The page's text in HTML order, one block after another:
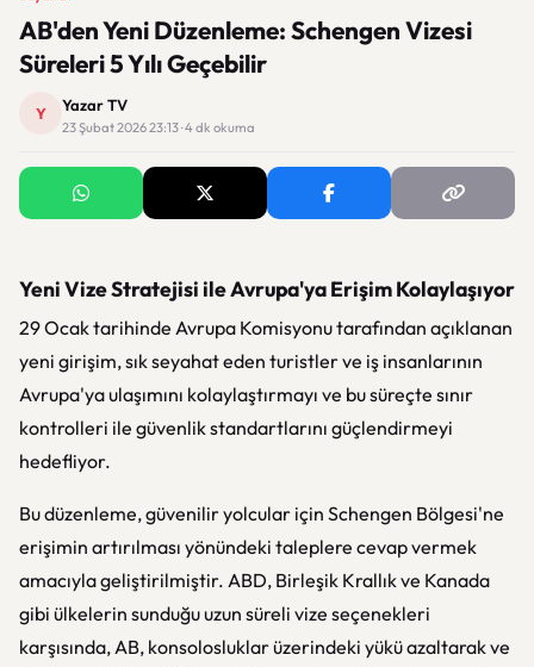
AB'den Yeni Düzenleme: Schengen Vizesi
Süreleri 5 Yılı Geçebilir
Y Yazar TV
23 Şubat 2026 23:13 · 4 dk okuma
Yeni Vize Stratejisi ile Avrupa'ya Erişim Kolaylaşıyor
29 Ocak tarihinde Avrupa Komisyonu tarafından açıklanan
yeni girişim, sık seyahat eden turistler ve iş insanlarının
Avrupa'ya ulaşımını kolaylaştırmayı ve bu süreçte sınır
kontrolleri ile güvenlik standartlarını güçlendirmeyi
hedefliyor.
Bu düzenleme, güvenilir yolcular için Schengen Bölgesi'ne
erişimin artırılması yönündeki taleplere cevap vermek
amacıyla geliştirilmiştir. ABD, Birleşik Krallık ve Kanada
gibi ülkelerin sunduğu uzun süreli vize seçenekleri
karşısında, AB, konsolosluklar üzerindeki yükü azaltarak ve